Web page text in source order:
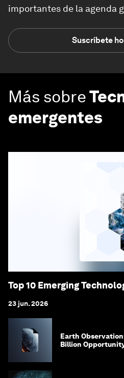
importantes de la agenda
Suscríbete
Más sobre
emergentes
Top 10 Emerging
23 jun. 2026
Earth
Billion